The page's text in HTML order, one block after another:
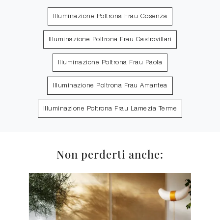
Illuminazione Poltrona Frau Cosenza
Illuminazione Poltrona Frau Castrovillari
Illuminazione Poltrona Frau Paola
Illuminazione Poltrona Frau Amantea
Illuminazione Poltrona Frau Lamezia Terme
Non perderti anche: